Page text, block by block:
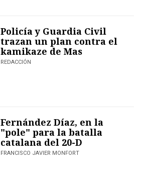
Policía y Guardia Civil
trazan un plan contra el
kamikaze de Mas
REDACCIÓN
Fernández Díaz, en la
"pole" para la batalla
catalana del 20-D
FRANCISCO JAVIER MONFORT